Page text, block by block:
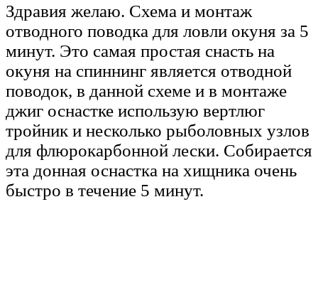
Здравия желаю. Схема и монтаж
отводного поводка для ловли окуня за 5
минут. Это самая простая снасть на
окуня на спиннинг является отводной
поводок, в данной схеме и в монтаже
джиг оснастке использую вертлюг
тройник и несколько рыболовных узлов
для флюрокарбонной лески. Собирается
эта донная оснастка на хищника очень
быстро в течение 5 минут.